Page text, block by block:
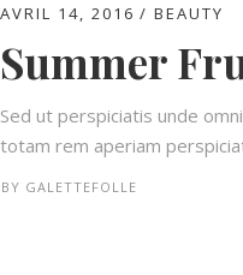
AVRIL 14, 2016 BEAUTY
Summer
Sed ut perspiciatis unde
totam rem aperiam
BY GALETTEFOLLE